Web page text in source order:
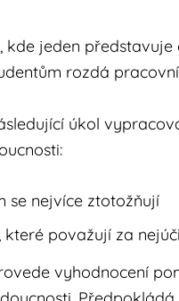
kde jeden
rozdá
úkol
se nejvíce ztotožňují
považují za
vyhodnocení